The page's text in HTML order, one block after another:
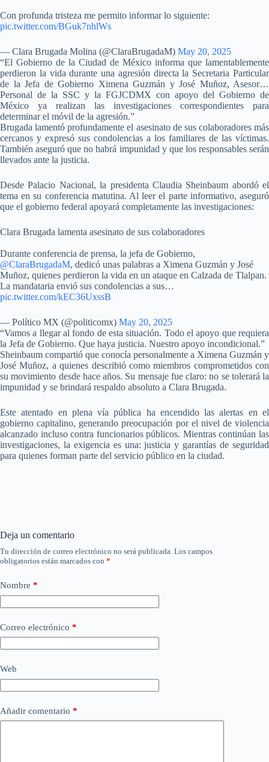
Con profunda tristeza me permito informar lo siguiente:
pic.twitter.com/BGuk7nhlWs
— Clara Brugada Molina (@ClaraBrugadaM) May 20, 2025
“El Gobierno de la Ciudad de México informa que lamentablemente
perdieron la vida durante una agresión directa la Secretaria Particular
de la Jefa de Gobierno Ximena Guzmán y José Muñoz, Asesor…
Personal de la SSC y la FGJCDMX con apoyo del Gobierno de
México ya realizan las investigaciones correspondientes para
determinar el móvil de la agresión.”
Brugada lamentó profundamente el asesinato de sus colaboradores más
cercanos y expresó sus condolencias a los familiares de las víctimas.
También aseguró que no habrá impunidad y que los responsables serán
llevados ante la justicia.
Desde Palacio Nacional, la presidenta Claudia Sheinbaum abordó el
tema en su conferencia matutina. Al leer el parte informativo, aseguró
que el gobierno federal apoyará completamente las investigaciones:
Clara Brugada lamenta asesinato de sus colaboradores
Durante conferencia de prensa, la jefa de Gobierno,
@ClaraBrugadaM, dedicó unas palabras a Ximena Guzmán y José
Muñoz, quienes perdieron la vida en un ataque en Calzada de Tlalpan.
La mandataria envió sus condolencias a sus…
pic.twitter.com/kEC36UxssB
— Político MX (@politicomx) May 20, 2025
“Vamos a llegar al fondo de esta situación. Todo el apoyo que requiera
la Jefa de Gobierno. Que haya justicia. Nuestro apoyo incondicional.”
Sheinbaum compartió que conocía personalmente a Ximena Guzmán y
José Muñoz, a quienes describió como miembros comprometidos con
su movimiento desde hace años. Su mensaje fue claro: no se tolerará la
impunidad y se brindará respaldo absoluto a Clara Brugada.
Este atentado en plena vía pública ha encendido las alertas en el
gobierno capitalino, generando preocupación por el nivel de violencia
alcanzado incluso contra funcionarios públicos. Mientras continúan las
investigaciones, la exigencia es una: justicia y garantías de seguridad
para quienes forman parte del servicio público en la ciudad.
Deja un comentario
Tu dirección de correo electrónico no será publicada. Los campos
obligatorios están marcados con *
Nombre *
Correo electrónico *
Web
Añadir comentario *